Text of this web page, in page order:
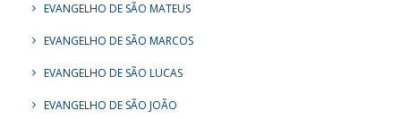
EVANGELHO DE SÃO MATEUS
EVANGELHO DE SÃO MARCOS
EVANGELHO DE SÃO LUCAS
EVANGELHO DE SÃO JOÃO